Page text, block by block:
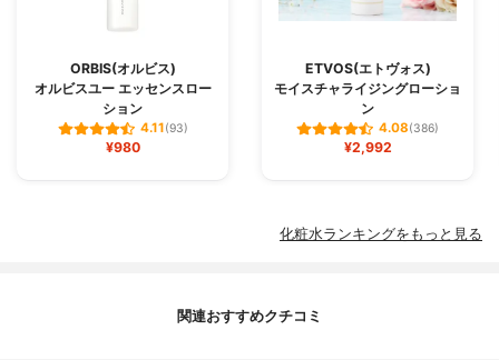
ORBIS(オルビス)
オルビスユー エッセンスロー
ション
4.11(93)
¥980
ETVOS(エトヴォス)
モイスチャライジングローショ
ン
4.08(386)
¥2,992
化粧水ランキングをもっと見る
関連おすすめクチコミ